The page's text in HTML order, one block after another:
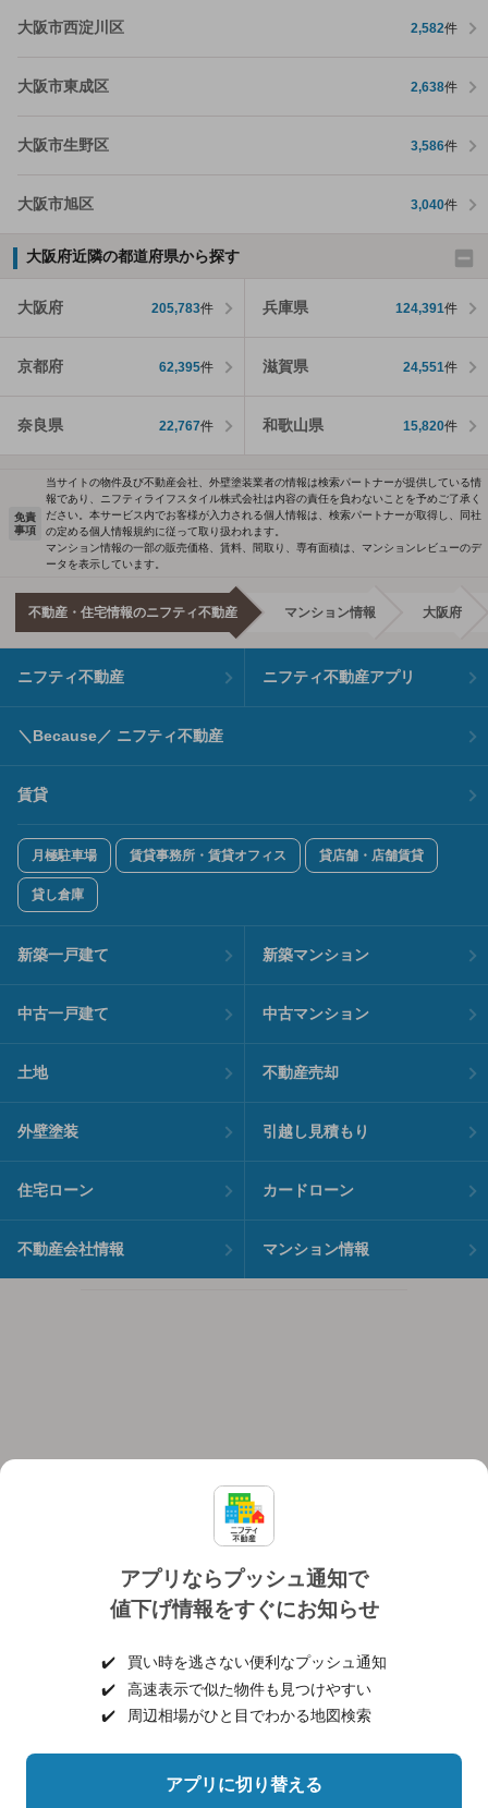
大阪市西淀川区 2,582件
大阪市東成区 2,638件
大阪市生野区 3,586件
大阪市旭区 3,040件
大阪府近隣の都道府県から探す
大阪府 205,783件 兵庫県 124,391件
京都府 62,395件 滋賀県 24,551件
奈良県 22,767件 和歌山県 15,820件
アプリならプッシュ通知で
値下げ情報をすぐにお知らせ
✔️
買い時を逃さない便利なプッシュ通知
✔️
高速表示で似た物件も見つけやすい
✔️
周辺相場がひと目でわかる地図検索
アプリに切り替える
免責
事項
当サイトの物件及び不動産会社、外壁塗装業者の情報は検索パートナーが提供している情
報であり、ニフティライフスタイル株式会社は内容の責任を負わないことを予めご了承く
ださい。本サービス内でお客様が入力される個人情報は、検索パートナーが取得し、同社
の定める個人情報規約に従って取り扱われます。
マンション情報の一部の販売価格、賃料、間取り、専有面積は、マンションレビューのデ
ータを表示しています。
不動産・住宅情報のニフティ不動産 マンション情報 大阪府
ニフティ不動産 ニフティ不動産アプリ
＼Because／ ニフティ不動産
賃貸
月極駐車場 賃貸事務所・賃貸オフィス 貸店舗・店舗賃貸
貸し倉庫
新築一戸建て 新築マンション
中古一戸建て 中古マンション
土地 不動産売却
外壁塗装 引越し見積もり
住宅ローン カードローン
不動産会社情報 マンション情報
個人情報保護ポリシー 利用規約
ヘルプ・お問い合わせ 採用情報
©NIFTY Lifestyle Co., Ltd.